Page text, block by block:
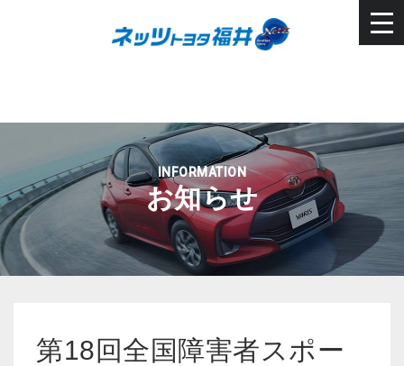
INFORMATION
お知らせ
第18回全国障害者スポー